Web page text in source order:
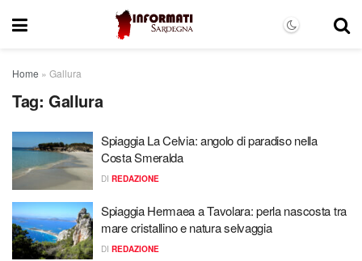
Home » Gallura
Tag: Gallura
Spiaggia La Celvia: angolo di paradiso nella
Costa Smeralda
DI REDAZIONE
Spiaggia Hermaea a Tavolara: perla nascosta tra
mare cristallino e natura selvaggia
DI REDAZIONE